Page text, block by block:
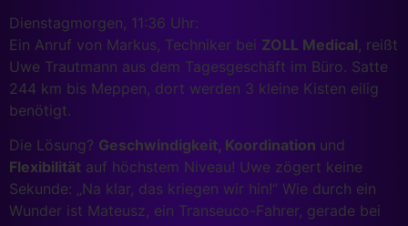
Dienstagmorgen, 11:36 Uhr:
Ein Anruf von Markus, Techniker bei ZOLL Medical, reißt
Uwe Trautmann aus dem Tagesgeschäft im Büro. Satte
244 km bis Meppen, dort werden 3 kleine Kisten eilig
benötigt.
Die Lösung? Geschwindigkeit, Koordination und
Flexibilität auf höchstem Niveau! Uwe zögert keine
Sekunde: „Na klar, das kriegen wir hin!“ Wie durch ein
Wunder ist Mateusz, ein Transeuco-Fahrer, gerade bei